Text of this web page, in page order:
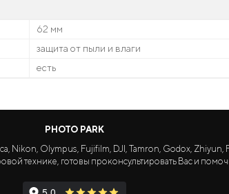
62 мм
защита от пыли и влаги
есть
PHOTO PARK
Olympus, Fujifilm, DJI, Tamron, Godox,
технике, готовы проконсультировать Вас и